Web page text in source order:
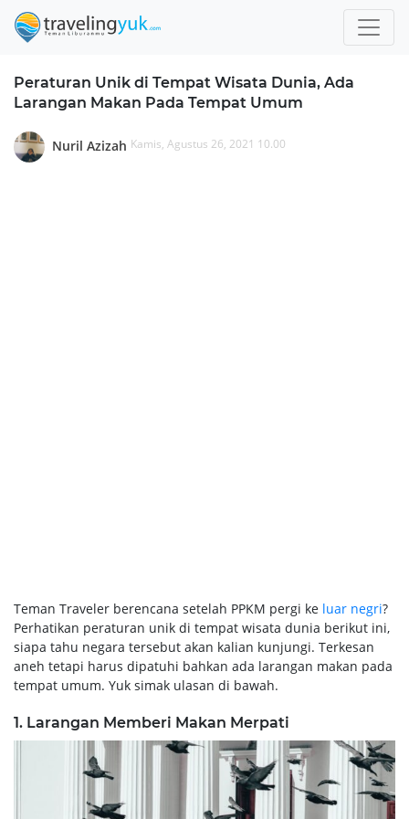
Peraturan Unik di Tempat Wisata Dunia, Ada
Larangan Makan Pada Tempat Umum
Nuril Azizah Kamis, Agustus 26, 2021 10.00
Teman Traveler berencana setelah PPKM pergi ke luar negri?
Perhatikan peraturan unik di tempat wisata dunia berikut ini,
siapa tahu negara tersebut akan kalian kunjungi. Terkesan
aneh tetapi harus dipatuhi bahkan ada larangan makan pada
tempat umum. Yuk simak ulasan di bawah.
1. Larangan Memberi Makan Merpati